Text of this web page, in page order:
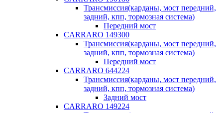
Трансмиссия(карданы, мост передний,
задний, кпп, тормозная система)
Передний мост
CARRARO 149300
Трансмиссия(карданы, мост передний,
задний, кпп, тормозная система)
Передний мост
CARRARO 644224
Трансмиссия(карданы, мост передний,
задний, кпп, тормозная система)
Задний мост
CARRARO 149224